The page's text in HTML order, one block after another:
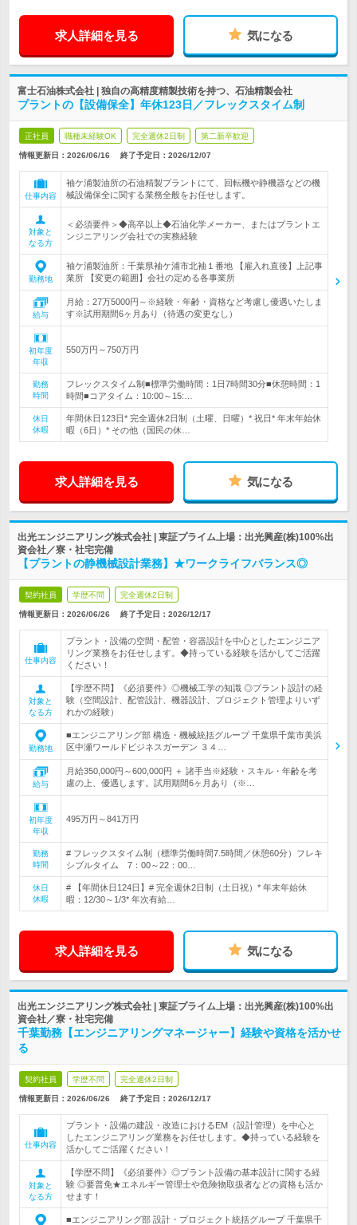
求人詳細を見る 気になる
富士石油株式会社 | 独自の高精度精製技術を持つ、石油精製会社
プラントの【設備保全】年休123日／フレックスタイム制
正社員 職種未経験OK 完全週休2日制 第二新卒歓迎
情報更新日：2026/06/16 終了予定日： 2026/12/07
仕事内容
袖ケ浦製油所の石油精製プラントにて、回転機や静機器などの機
械設備保全に関する業務全般をお任せします。
対象と
なる方
＜必須要件＞◆高卒以上◆石油化学メーカー、またはプラントエ
ンジニアリング会社での実務経験
勤務地
袖ケ浦製油所：千葉県袖ケ浦市北袖１番地 【雇入れ直後】上記事
業所 【変更の範囲】会社の定める各事業所
給与
月給：27万5000円～※経験・年齢・資格など考慮し優遇いたしま
す※試用期間6ヶ月あり（待遇の変更なし）
初年度
年収
550万円～750万円
勤務
時間
フレックスタイム制■標準労働時間：1日7時間30分■休憩時間：1
時間■コアタイム：10:00～15:…
休日
休暇
年間休日123日* 完全週休2日制（土曜、日曜）* 祝日* 年末年始休
暇（6日）* その他（国民の休…
求人詳細を見る 気になる
出光エンジニアリング株式会社 | 東証プライム上場：出光興産(株)100%出
資会社／寮・社宅完備
【プラントの静機械設計業務】★ワークライフバランス◎
契約社員 学歴不問 完全週休2日制
情報更新日：2026/06/26 終了予定日： 2026/12/17
仕事内容
プラント・設備の空間・配管・容器設計を中心としたエンジニア
リング業務をお任せします。◆持っている経験を活かしてご活躍
ください！
対象と
なる方
【学歴不問】《必須要件》◎機械工学の知識 ◎プラント設計の経
験（空間設計、配管設計、機器設計、プロジェクト管理よりいず
れかの経験）
勤務地
■エンジニアリング部 構造・機械統括グループ 千葉県千葉市美浜
区中瀬ワールドビジネスガーデン ３４…
給与
月給350,000円～600,000円 ＋ 諸手当※経験・スキル・年齢を考
慮の上、優遇します。試用期間6ヶ月あり（※…
初年度
年収
495万円～841万円
勤務
時間
# フレックスタイム制（標準労働時間7.5時間／休憩60分）フレキ
シブルタイム 7：00～22：00…
休日
休暇
# 【年間休日124日】# 完全週休2日制（土日祝）* 年末年始休
暇：12/30～1/3* 年次有給…
求人詳細を見る 気になる
出光エンジニアリング株式会社 | 東証プライム上場：出光興産(株)100%出
資会社／寮・社宅完備
千葉勤務【エンジニアリングマネージャー】経験や資格を活かせ
る
契約社員 学歴不問 完全週休2日制
情報更新日：2026/06/26 終了予定日： 2026/12/17
仕事内容
プラント・設備の建設・改造におけるEM（設計管理）を中心と
したエンジニアリング業務をお任せします。◆持っている経験を
活かしてご活躍ください！
対象と
なる方
【学歴不問】《必須要件》◎プラント設備の基本設計に関する経
験 ◎要普免★エネルギー管理士や危険物取扱者などの資格も活か
せます！
■エンジニアリング部 設計・プロジェクト統括グループ 千葉県千